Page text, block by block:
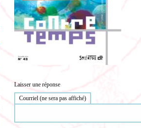
Laisser une réponse
Courriel (ne sera pas affiché)